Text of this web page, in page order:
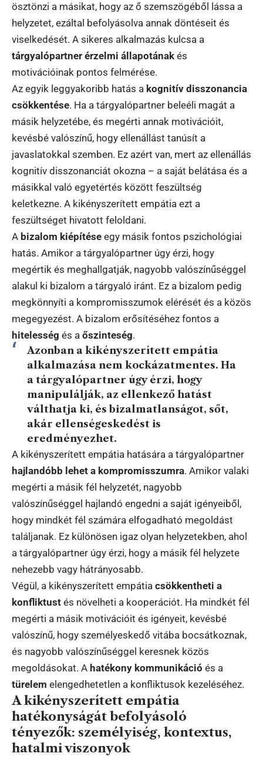
ösztönzi a másikat, hogy az ő szemszögéből lássa a
helyzetet, ezáltal befolyásolva annak döntéseit és
viselkedését. A sikeres alkalmazás kulcsa a
tárgyalópartner érzelmi állapotának és
motivációinak pontos felmérése.
Az egyik leggyakoribb hatás a kognitív disszonancia
csökkentése. Ha a tárgyalópartner beleéli magát a
másik helyzetébe, és megérti annak motivációit,
kevésbé valószínű, hogy ellenállást tanúsít a
javaslatokkal szemben. Ez azért van, mert az ellenállás
kognitív disszonanciát okozna – a saját belátása és a
másikkal való egyetértés között feszültség
keletkezne. A kikényszerített empátia ezt a
feszültséget hivatott feloldani.
A bizalom kiépítése egy másik fontos pszichológiai
hatás. Amikor a tárgyalópartner úgy érzi, hogy
megértik és meghallgatják, nagyobb valószínűséggel
alakul ki bizalom a tárgyaló iránt. Ez a bizalom pedig
megkönnyíti a kompromisszumok elérését és a közös
megegyezést. A bizalom erősítéséhez fontos a
hitelesség és a őszinteség.
Azonban a kikényszerített empátia
alkalmazása nem kockázatmentes. Ha
a tárgyalópartner úgy érzi, hogy
manipulálják, az ellenkező hatást
válthatja ki, és bizalmatlanságot, sőt,
akár ellenségeskedést is
eredményezhet.
A kikényszerített empátia hatására a tárgyalópartner
hajlandóbb lehet a kompromisszumra. Amikor valaki
megérti a másik fél helyzetét, nagyobb
valószínűséggel hajlandó engedni a saját igényeiből,
hogy mindkét fél számára elfogadható megoldást
találjanak. Ez különösen igaz olyan helyzetekben, ahol
a tárgyalópartner úgy érzi, hogy a másik fél helyzete
nehezebb vagy hátrányosabb.
Végül, a kikényszerített empátia csökkentheti a
konfliktust és növelheti a kooperációt. Ha mindkét fél
megérti a másik motivációit és igényeit, kevésbé
valószínű, hogy személyeskedő vitába bocsátkoznak,
és nagyobb valószínűséggel keresnek közös
megoldásokat. A hatékony kommunikáció és a
türelem elengedhetetlen a konfliktusok kezeléséhez.
A kikényszerített empátia
hatékonyságát befolyásoló
tényezők: személyiség, kontextus,
hatalmi viszonyok